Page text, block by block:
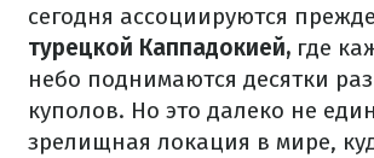
сегодня ассоциируются
турецкой Каппадокией, где
небо поднимаются десятки
куполов. Но это далеко не
зрелищная локация в мире,